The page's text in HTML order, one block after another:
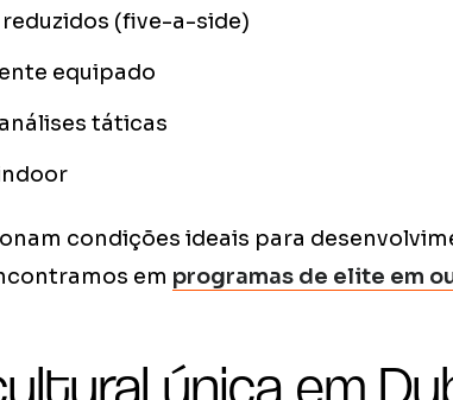
(five-a-side)
equipado
táticas
condições ideais para
em programas de elite em
única em